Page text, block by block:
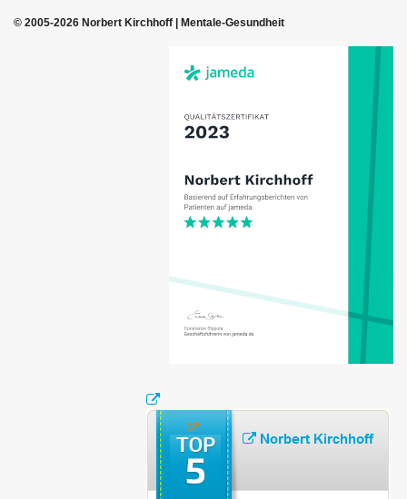
© 2005-2026 Norbert Kirchhoff | Mentale-Gesundheit